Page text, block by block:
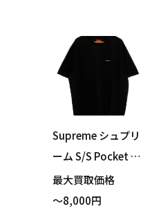
Supreme シュプリ
ーム S/S Pocket Te
e Tシャツ ブラック
XLサイズ 買い取り
最大買取価格
～8,000円